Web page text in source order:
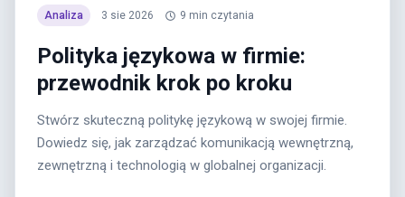
Analiza 3 sie 2026 9 min czytania
Polityka językowa w firmie:
przewodnik krok po kroku
Stwórz skuteczną politykę językową w swojej firmie.
Dowiedz się, jak zarządzać komunikacją wewnętrzną,
zewnętrzną i technologią w globalnej organizacji.